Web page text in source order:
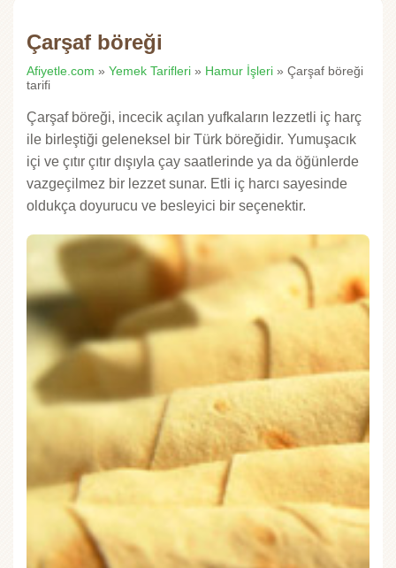
Çarşaf böreği
Afiyetle.com » Yemek Tarifleri » Hamur İşleri » Çarşaf böreği
tarifi
Çarşaf böreği, incecik açılan yufkaların lezzetli iç harç
ile birleştiği geleneksel bir Türk böreğidir. Yumuşacık
içi ve çıtır çıtır dışıyla çay saatlerinde ya da öğünlerde
vazgeçilmez bir lezzet sunar. Etli iç harcı sayesinde
oldukça doyurucu ve besleyici bir seçenektir.